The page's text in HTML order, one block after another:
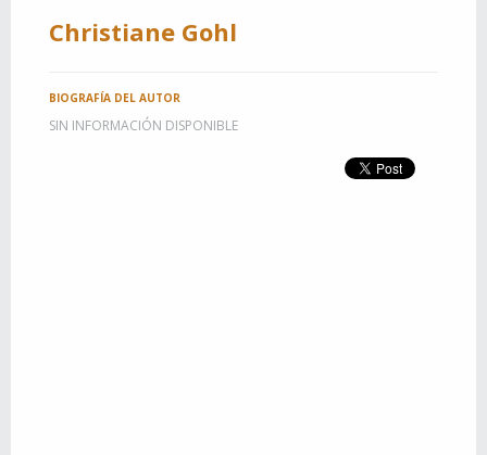
Christiane Gohl
BIOGRAFÍA DEL AUTOR
SIN INFORMACIÓN DISPONIBLE